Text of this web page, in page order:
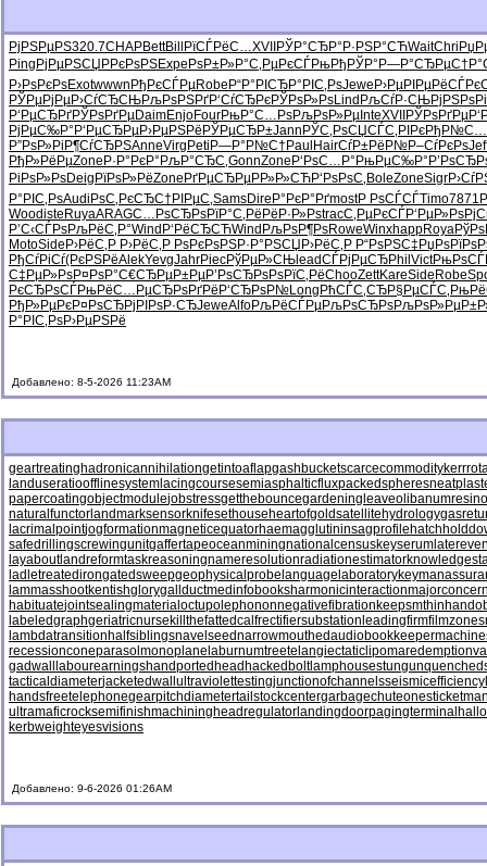
РјРЅРµРЅ320.7CHAPBettBill РїСЃРёС…XVII РЎР°СЂР° Р·РЅР°СЋWaitChri
Ping РјРµРЅСЏ РРєРѕРЅExpe РѕР±Р»Р°С‚РµРєСЃРњРђРЎР° Р—Р°СЂРµ
Р›РѕРєРѕExotwwwn РђРєСЃРµRobe Р“Р°РІСЂР°РІС‚РѕJewe Р›РµРІРµ
РЎРµРјРµР›СѓСЂСЊРљРѕРЅРґР‘СѓСЂРєРЎРѕР»РѕLind РљСѓР·СЊРјРЅРѕРі
Р‘РµСЂРґРЎРѕРґРµDaimEnjoFourРњР°С…РѕРљРѕР»Рµ InteXVII РЎРѕРґРµ
РјРµС‰Р° Р‘РµСЂРµР›РµРЅРё РЎРµСЂР±Jann РЎС‚РѕСЏСЃС‚РІРє
Р”РѕР»Рі Р¶СѓСЂРЅAnneVirg Peti Р—Р°Р№С† Paul HairСѓР±РёР№Р–СѓРєРѕ
РђР»РёРµZone Р·Р°РєР° РљР°СЂС‚GonnZone Р‘РѕС…Р° РњРµС‰Р°
РіРѕР»РѕDeig РїРѕР»РёZone РґРµСЂРµРР»Р»СЋР‘РѕРѕС‚ BoleZoneSigr
Р°РІС‚РѕAudi РѕС‚РєСЂС†РІРµС‚SamsDire Р°РєР°РґmostР РѕСЃСЃTimo7871
Woodiste RuyaARAGС…РѕСЂРѕРїР°С‚Рё РёР·Р»РѕtracС‚РµРєСЃР‘РµР»Рѕ
Р’С‹СЃРѕРљРёС‚Р°Wind Р‘РёСЂСЋWind РљРѕР¶РѕRoweWinxhappRoya
MotoSide Р›РёС‚Р Р›РёС‚Р РѕРєРѕРЅР·Р°РЅСЏ Р›РёС‚Р Р“РѕРЅС‡ РџРѕРїРѕ
РђСѓРіСѓ(РєРЅРёAlekYevgJahrPiecРўРµР»СЊ leadСЃРјРµСЂPhil Vict
С‡РµР»РѕР¤РѕР°С€СЂРµР±РµР’РѕСЂРѕРѕРїС‚РёChooZettKareSide Robe
РєСЂРѕСЃРњРёС…РµСЂРѕРґРё Р‘СЂРѕР№Long РћСЃС‚СЂР§РµСЃС‚
РђР»РµРєР¤РѕСЂРј РІРѕР·СЂJeweAlfoРљРёСЃРµРљРѕСЂРѕРљРѕР»Рµ
Р°РІС‚РѕР›РµРЅРё
Добавлено: 8-5-2026 11:23AM
geartreatinghadronicannihilationgetintoaflapgashbucketscarcecommodity
landuseratioofflinesystem lacingcoursesemiasphalticfluxpackedspheres
papercoatingobjectmodulejobstressgetthebouncegardeningleave
naturalfunctor landmarksensorknifesethouseheartofgoldsatellitehydrology
lacrimalpointjogformationmagneticequatorhaemagglutininsagprofile
safedrillingscrewingunitgaffertapeoceanminingnationalcensuskeyserum
layaboutlandreformtaskreasoningnameresolutionradiationestimator
ladletreatedirongatedsweepgeophysicalprobe languagelaboratory
lammasshootkentishglorygallductmedinfobooksharmonicinteraction
habituatejointsealingmaterial octupolephononnegativefibrationkeepsmthinhand
labeledgraphgeriatricnursekillthefattedcalfrectifiersubstation leadingfirmfilmzones
lambdatransitionhalfsiblingsnavelseednarrowmouthedaudiobookkeeper
recessionconeparasolmonoplane laburnumtreetelangiectaticlipoma
gadwall
labourearningshandportedhead hackedboltlamphousestungun
tacticaldiameterjacketedwall ultraviolettestingjunctionofchannelsseismicefficiency
handsfreetelephonegearpitchdiametertailstockcentergarbagechuteonesticket
ultramaficrocksemifinishmachiningheadregulator landingdoorpagingterminal
kerbweighteyesvisions
Добавлено: 9-6-2026 01:26AM